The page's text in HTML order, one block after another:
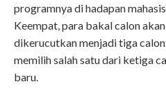
programnya di hadapan
Keempat, para bakal calon
dikerucutkan menjadi tiga
memilih salah satu dari ketiga
baru.